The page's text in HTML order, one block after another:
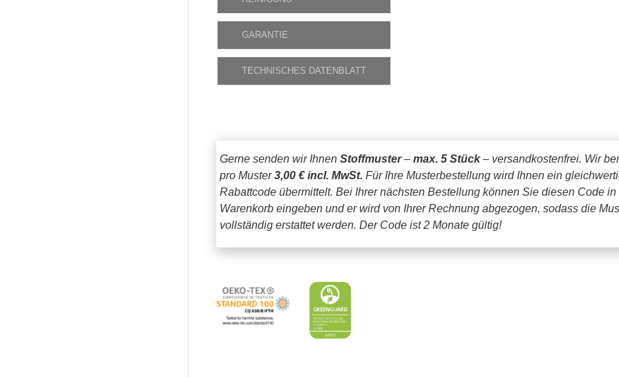
GARANTIE
TECHNISCHES DATENBLATT
Gerne senden wir Ihnen Stoffmuster– max. 5 Stück– versandkostenfrei. Wir
pro Muster3,00 € incl. MwSt. Für Ihre Musterbestellung wird Ihnen ein
Rabattcode übermittelt. Bei Ihrer nächsten Bestellung können Sie diesen Code in
Warenkorb eingeben und er wird von Ihrer Rechnung abgezogen, sodass die
vollständig erstattet werden. Der Code ist 2 Monate gültig!